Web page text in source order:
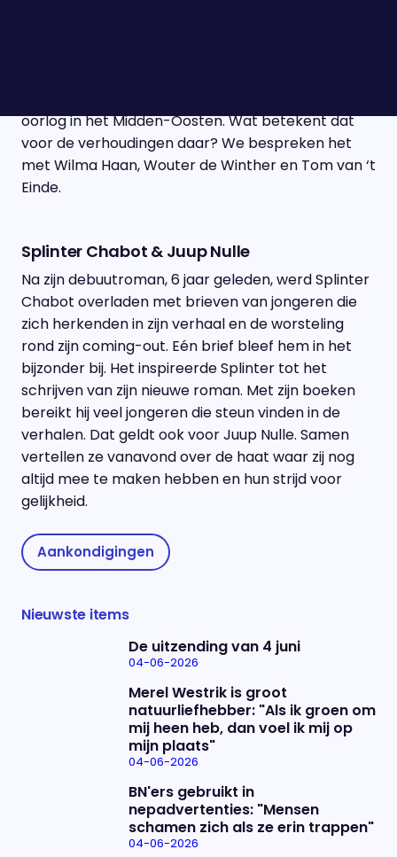
oorlog in het Midden-Oosten. Wat betekent dat
voor de verhoudingen daar? We bespreken het
met Wilma Haan, Wouter de Winther en Tom van ‘t
Einde.
Splinter Chabot & Juup Nulle
Na zijn debuutroman, 6 jaar geleden, werd Splinter
Chabot overladen met brieven van jongeren die
zich herkenden in zijn verhaal en de worsteling
rond zijn coming-out. Eén brief bleef hem in het
bijzonder bij. Het inspireerde Splinter tot het
schrijven van zijn nieuwe roman. Met zijn boeken
bereikt hij veel jongeren die steun vinden in de
verhalen. Dat geldt ook voor Juup Nulle. Samen
vertellen ze vanavond over de haat waar zij nog
altijd mee te maken hebben en hun strijd voor
gelijkheid.
Aankondigingen
Nieuwste items
De uitzending van 4 juni
04-06-2026
Merel Westrik is groot
natuurliefhebber: "Als ik groen om
mij heen heb, dan voel ik mij op
mijn plaats"
04-06-2026
BN'ers gebruikt in
nepadvertenties: "Mensen
schamen zich als ze erin trappen"
04-06-2026